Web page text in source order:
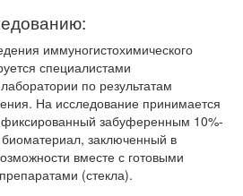
иммуногистохимического
специалистами
по результатам
На исследование принимается
забуференным 10%-
заключенный в
вместе с готовыми
(стекла).